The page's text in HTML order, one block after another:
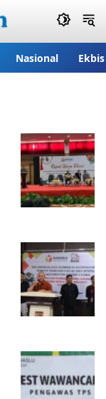
Nasional Ekbis